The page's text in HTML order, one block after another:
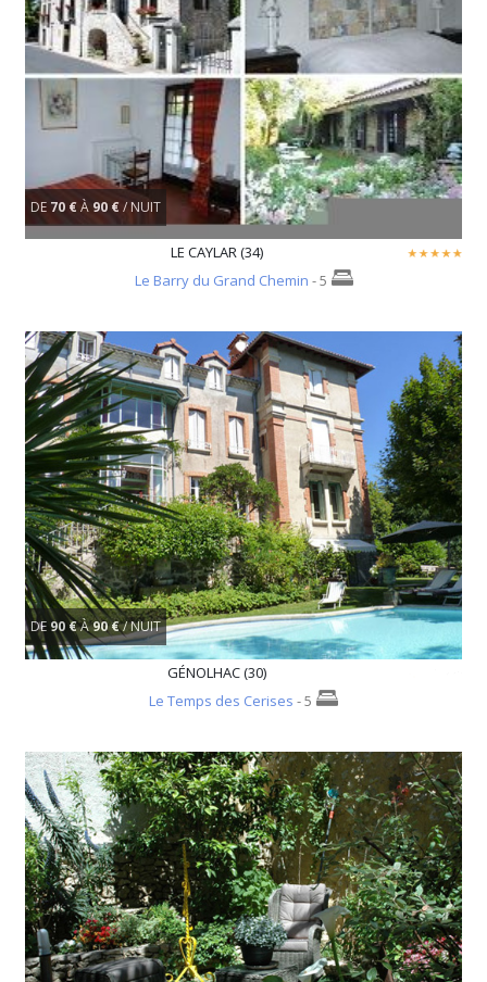
DE 70 €À 90 €/ NUIT
LE CAYLAR (34)
Le Barry du Grand Chemin - 5
DE 90 €À90 €/ NUIT
GÉNOLHAC (30)
Le Temps des Cerises - 5